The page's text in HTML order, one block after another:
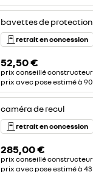
bavettes de
retrait en concession
52,50 €
prix conseillé constructeur
prix avec pose estimé à
caméra de recul
retrait en concession
285,00 €
prix conseillé constructeur
prix avec pose estimé à